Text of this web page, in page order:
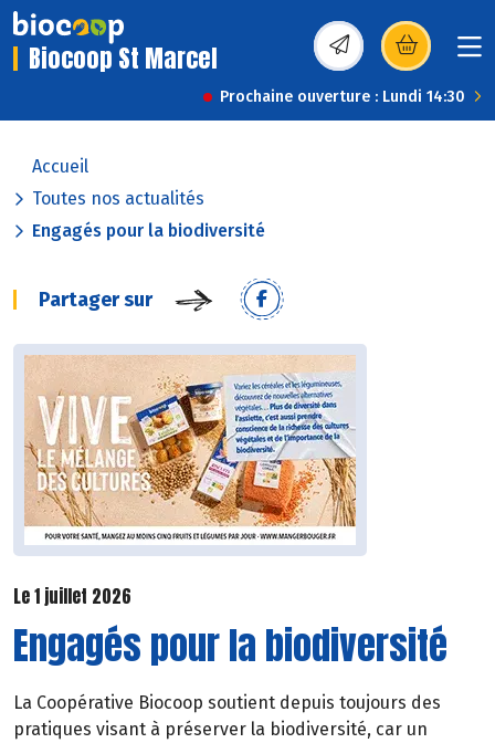
Biocoop St Marcel (s’ouvre dans une
Prochaine ouverture : Lundi 14:30
Accueil
Toutes nos actualités
Engagés pour la biodiversité
Partager sur
Le 1 juillet 2026
Engagés pour la biodiversité
La Coopérative Biocoop soutient depuis toujours des
pratiques visant à préserver la biodiversité, car un